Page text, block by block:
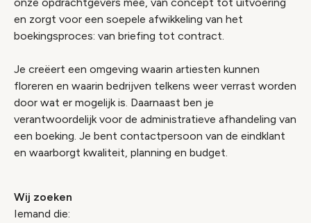
en zorgt voor een soepele afwikkeling van het
boekingsproces: van briefing tot contract.
Je creëert een omgeving waarin artiesten kunnen
floreren en waarin bedrijven telkens weer verrast worden
door wat er mogelijk is. Daarnaast ben je
verantwoordelijk voor de administratieve afhandeling van
een boeking. Je bent contactpersoon van de eindklant
en waarborgt kwaliteit, planning en budget.
Wij zoeken
Iemand die: